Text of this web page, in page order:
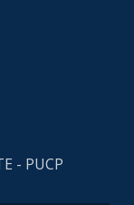
- PUCP